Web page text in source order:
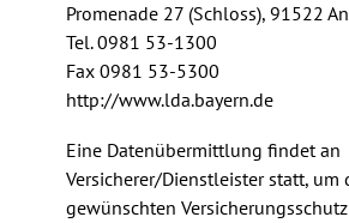
Promenade 27 (Schloss), 91522
Tel.0981 53-1300
Fax 0981 53-5300
http://www.lda.bayern.de
Eine Datenübermittlung findet an
Versicherer/Dienstleister statt, um
gewünschten